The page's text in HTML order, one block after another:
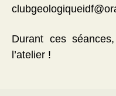
Durant ces
l’atelier !